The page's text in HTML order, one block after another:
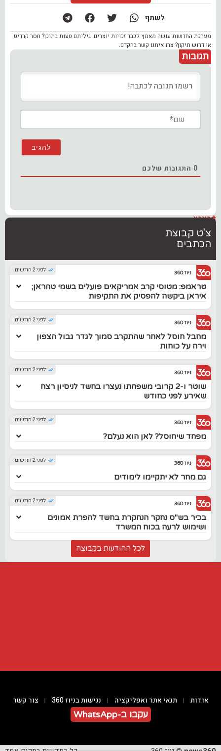
לשתף
מערכת החדשות עושה מאמץ לכבד זכויות יוצרים. גיליתם טעות בתוכן? חסר קרדיט
או דרוש תיקון? צרו איתנו קשר בהקדם.
תגובות
0 התגובות שלכם
#בארץ
צ'ט קבוצת
הכתבים
לפני 2 חודשים ניוז 360
טראמפ: מטוסי קרב אמריקאים פועלים בשמי טהראן;
איראן ביקשה להפסיק את התקיפות
לפני 2 חודשים ניוז 360
מחבל חוסל לאחר שהתקרב סמוך לגדר גבול הצפון
וירה על כוחות
לפני 2 חודשים ניוז 360
שוטר ו-2 קרובי משפחתו נעצרו בחשד לניסיון רצח
שאירע לפני כחודש
לפני 2 חודשים ניוז 360
מפחד שיחוסל? לאן הוא נעלם?
לפני 2 חודשים ניוז 360
גם מחר לא יתקיימו לימודים
לפני 2 חודשים ניוז 360
בכיר בש"ס נחקר הנחקרת בחשד להפרת אמונים
ושימוש לרעה בכוח המשרד
לכל ההודעות בקבוצה
אודות תנאי אתר ואפליקציה נגישות בניוז 360 צור קשר
עקבו ב-WhatsApp